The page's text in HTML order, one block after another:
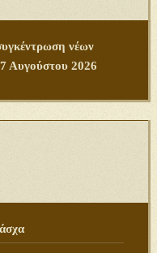
νέων
Αυγούστου 2026